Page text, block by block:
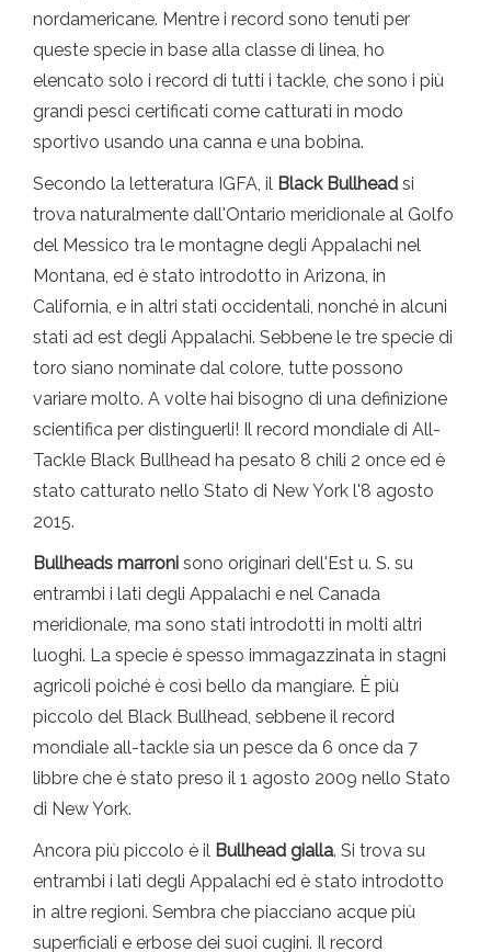
nordamericane. Mentre i record sono tenuti per
queste specie in base alla classe di linea, ho
elencato solo i record di tutti i tackle, che sono i più
grandi pesci certificati come catturati in modo
sportivo usando una canna e una bobina.
Secondo la letteratura IGFA, il Black Bullhead si
trova naturalmente dall'Ontario meridionale al Golfo
del Messico tra le montagne degli Appalachi nel
Montana, ed è stato introdotto in Arizona, in
California, e in altri stati occidentali, nonché in alcuni
stati ad est degli Appalachi. Sebbene le tre specie di
toro siano nominate dal colore, tutte possono
variare molto. A volte hai bisogno di una definizione
scientifica per distinguerli! Il record mondiale di All-
Tackle Black Bullhead ha pesato 8 chili 2 once ed è
stato catturato nello Stato di New York l'8 agosto
2015.
Bullheads marroni sono originari dell'Est u. S. su
entrambi i lati degli Appalachi e nel Canada
meridionale, ma sono stati introdotti in molti altri
luoghi. La specie è spesso immagazzinata in stagni
agricoli poiché è così bello da mangiare. È più
piccolo del Black Bullhead, sebbene il record
mondiale all-tackle sia un pesce da 6 once da 7
libbre che è stato preso il 1 agosto 2009 nello Stato
di New York.
Ancora più piccolo è il Bullhead gialla. Si trova su
entrambi i lati degli Appalachi ed è stato introdotto
in altre regioni. Sembra che piacciano acque più
superficiali e erbose dei suoi cugini. Il record